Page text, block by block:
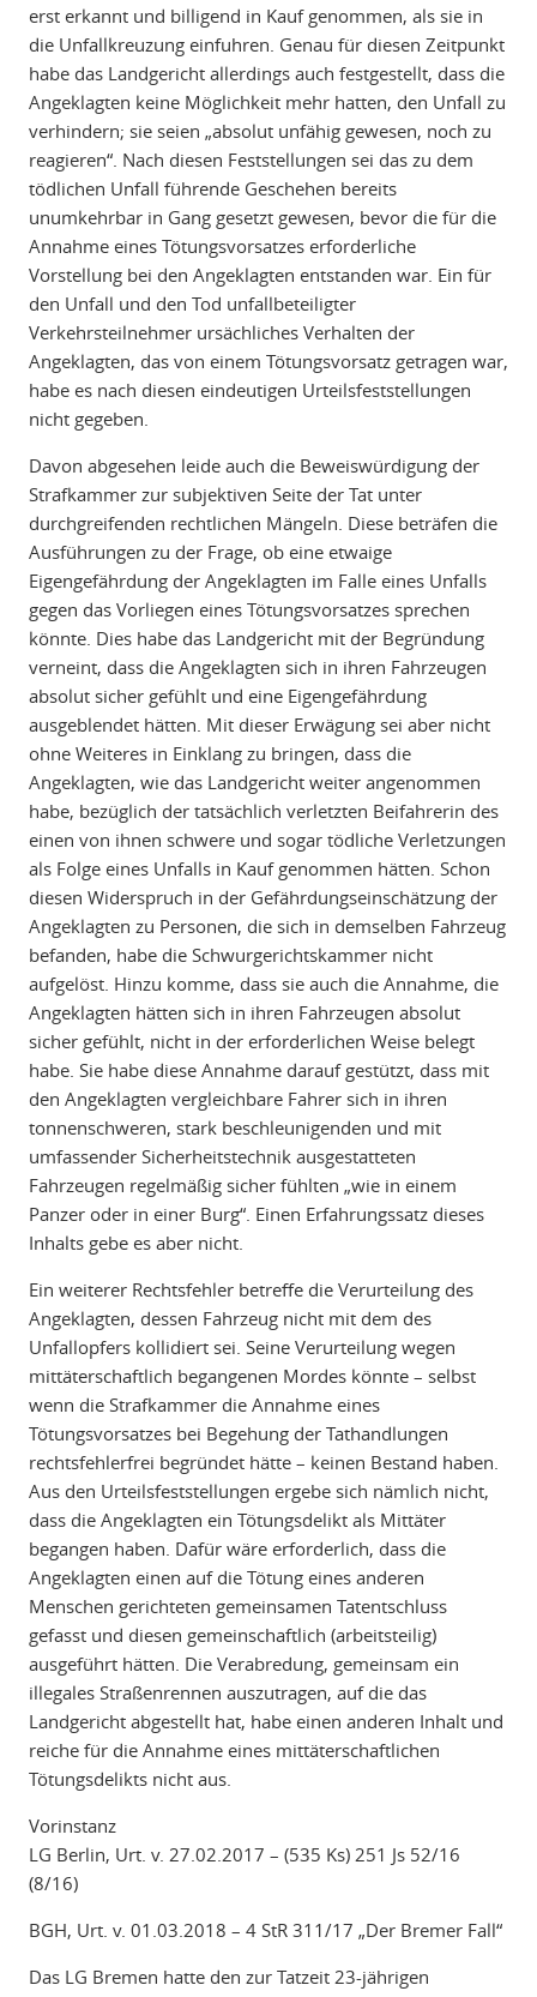
erst erkannt und billigend in Kauf genommen, als sie in
die Unfallkreuzung einfuhren. Genau für diesen Zeitpunkt
habe das Landgericht allerdings auch festgestellt, dass die
Angeklagten keine Möglichkeit mehr hatten, den Unfall zu
verhindern; sie seien „absolut unfähig gewesen, noch zu
reagieren“. Nach diesen Feststellungen sei das zu dem
tödlichen Unfall führende Geschehen bereits
unumkehrbar in Gang gesetzt gewesen, bevor die für die
Annahme eines Tötungsvorsatzes erforderliche
Vorstellung bei den Angeklagten entstanden war. Ein für
den Unfall und den Tod unfallbeteiligter
Verkehrsteilnehmer ursächliches Verhalten der
Angeklagten, das von einem Tötungsvorsatz getragen war,
habe es nach diesen eindeutigen Urteilsfeststellungen
nicht gegeben.
Davon abgesehen leide auch die Beweiswürdigung der
Strafkammer zur subjektiven Seite der Tat unter
durchgreifenden rechtlichen Mängeln. Diese beträfen die
Ausführungen zu der Frage, ob eine etwaige
Eigengefährdung der Angeklagten im Falle eines Unfalls
gegen das Vorliegen eines Tötungsvorsatzes sprechen
könnte. Dies habe das Landgericht mit der Begründung
verneint, dass die Angeklagten sich in ihren Fahrzeugen
absolut sicher gefühlt und eine Eigengefährdung
ausgeblendet hätten. Mit dieser Erwägung sei aber nicht
ohne Weiteres in Einklang zu bringen, dass die
Angeklagten, wie das Landgericht weiter angenommen
habe, bezüglich der tatsächlich verletzten Beifahrerin des
einen von ihnen schwere und sogar tödliche Verletzungen
als Folge eines Unfalls in Kauf genommen hätten. Schon
diesen Widerspruch in der Gefährdungseinschätzung der
Angeklagten zu Personen, die sich in demselben Fahrzeug
befanden, habe die Schwurgerichtskammer nicht
aufgelöst. Hinzu komme, dass sie auch die Annahme, die
Angeklagten hätten sich in ihren Fahrzeugen absolut
sicher gefühlt, nicht in der erforderlichen Weise belegt
habe. Sie habe diese Annahme darauf gestützt, dass mit
den Angeklagten vergleichbare Fahrer sich in ihren
tonnenschweren, stark beschleunigenden und mit
umfassender Sicherheitstechnik ausgestatteten
Fahrzeugen regelmäßig sicher fühlten „wie in einem
Panzer oder in einer Burg“. Einen Erfahrungssatz dieses
Inhalts gebe es aber nicht.
Ein weiterer Rechtsfehler betreffe die Verurteilung des
Angeklagten, dessen Fahrzeug nicht mit dem des
Unfallopfers kollidiert sei. Seine Verurteilung wegen
mittäterschaftlich begangenen Mordes könnte – selbst
wenn die Strafkammer die Annahme eines
Tötungsvorsatzes bei Begehung der Tathandlungen
rechtsfehlerfrei begründet hätte – keinen Bestand haben.
Aus den Urteilsfeststellungen ergebe sich nämlich nicht,
dass die Angeklagten ein Tötungsdelikt als Mittäter
begangen haben. Dafür wäre erforderlich, dass die
Angeklagten einen auf die Tötung eines anderen
Menschen gerichteten gemeinsamen Tatentschluss
gefasst und diesen gemeinschaftlich (arbeitsteilig)
ausgeführt hätten. Die Verabredung, gemeinsam ein
illegales Straßenrennen auszutragen, auf die das
Landgericht abgestellt hat, habe einen anderen Inhalt und
reiche für die Annahme eines mittäterschaftlichen
Tötungsdelikts nicht aus.
Vorinstanz
LG Berlin, Urt. v. 27.02.2017 – (535 Ks) 251 Js 52/16
(8/16)
BGH, Urt. v. 01.03.2018 – 4 StR 311/17 „Der Bremer Fall“
Das LG Bremen hatte den zur Tatzeit 23-jährigen